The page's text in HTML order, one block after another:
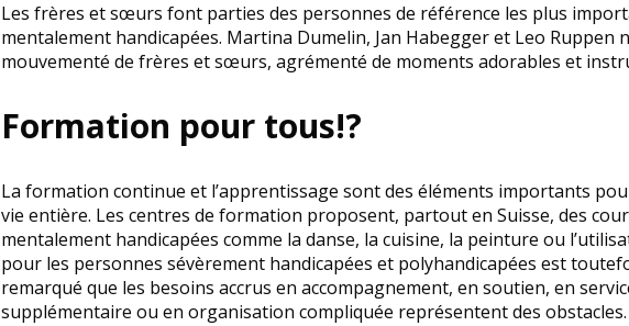
Les frères et sœurs font parties des personnes de référence les plus
mentalement handicapées. Martina Dumelin, Jan Habegger et Leo
mouvementé de frères et sœurs, agrémenté de moments adorables et
Formation pour tous!?
La formation continue et l’apprentissage sont des éléments importants
vie entière. Les centres de formation proposent, partout en Suisse, des
mentalement handicapées comme la danse, la cuisine, la peinture ou
pour les personnes sévèrement handicapées et polyhandicapées est
remarqué que les besoins accrus en accompagnement, en soutien, en
supplémentaire ou en organisation compliquée représentent des obstacles.